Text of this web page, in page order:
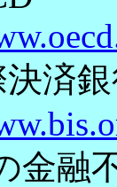
決済
融